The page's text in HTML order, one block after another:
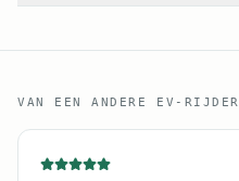
VAN EEN ANDERE EV-RIJDER